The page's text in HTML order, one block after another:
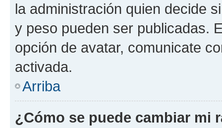
la administración quien decide
y peso pueden ser publicadas.
opción de avatar, comunicate
activada.
Arriba
¿Cómo se puede cambiar mi